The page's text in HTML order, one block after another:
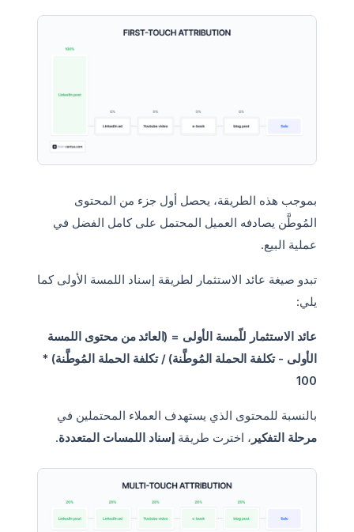
بموجب هذه الطريقة، يحصل أول جزء من المحتوى
المُوطَّن يصادفه العميل المحتمل على كامل الفضل في
عملية البيع.
تبدو صيغة عائد الاستثمار لطريقة إسناد اللمسة الأولى كما
يلي:
عائد الاستثمار للّمسة الأولى = (العائد من محتوى اللمسة
الأولى - تكلفة الحملة المُوطَّنة) / تكلفة الحملة المُوطَّنة) *
100
بالنسبة للمحتوى الذي يستهدف العملاء المحتملين في
مرحلة التفكير ، اخترت طريقةإسناد اللمسات المتعددة.